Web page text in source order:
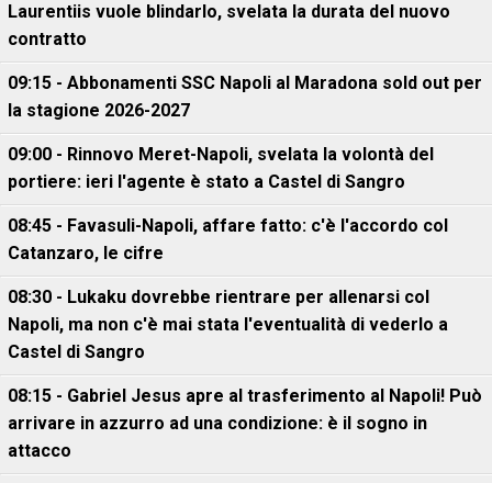
Laurentiis vuole blindarlo, svelata la durata del nuovo
contratto
09:15 - Abbonamenti SSC Napoli al Maradona sold out per
la stagione 2026-2027
09:00 - Rinnovo Meret-Napoli, svelata la volontà del
portiere: ieri l'agente è stato a Castel di Sangro
08:45 - Favasuli-Napoli, affare fatto: c'è l'accordo col
Catanzaro, le cifre
08:30 - Lukaku dovrebbe rientrare per allenarsi col
Napoli, ma non c'è mai stata l'eventualità di vederlo a
Castel di Sangro
08:15 - Gabriel Jesus apre al trasferimento al Napoli! Può
arrivare in azzurro ad una condizione: è il sogno in
attacco